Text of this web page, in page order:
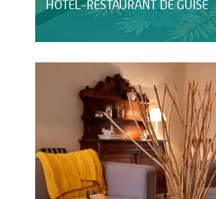
HÔTEL-RESTAURANT DE GUISE